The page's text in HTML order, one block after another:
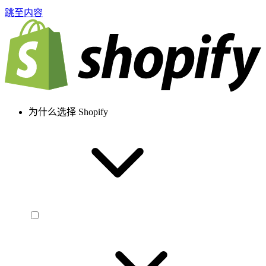
跳至内容
为什么选择 Shopify